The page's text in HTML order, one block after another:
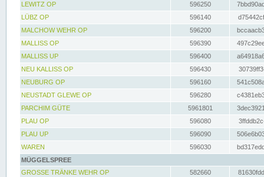
LEWITZ OP
596250
LÜBZ OP
596140
MALCHOW WEHR OP
596200
MALLISS OP
596390
MALLISS UP
596400
NEU KALLISS OP
596430
NEUBURG OP
596160
NEUSTADT GLEWE OP
596280
PARCHIM GÜTE
5961801
PLAU OP
596080
PLAU UP
596090
WAREN
596030
MÜGGELSPREE
GROSSE TRÄNKE WEHR OP
582660